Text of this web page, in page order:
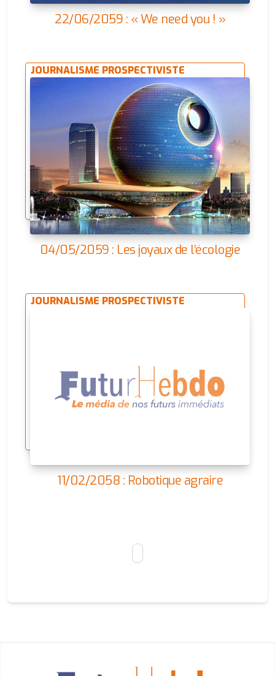
22/06/2059 : « We need you ! »
JOURNALISME PROSPECTIVISTE
04/05/2059 : Les joyaux de l’écologie
JOURNALISME PROSPECTIVISTE
11/02/2058 : Robotique agraire